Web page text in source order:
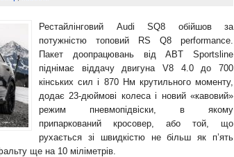
Рестайлінговий Audi SQ8 обійшов за
потужністю топовий RS Q8 performance.
Пакет доопрацювань від ABT Sportsline
піднімає віддачу двигуна V8 4.0 до 700
кінських сил і 870 Нм крутильного моменту,
додає 23-дюймові колеса і новий «кавовий»
режим пневмопідвіски, в якому
припаркований кросовер, або той, що
рухається зі швидкістю не більш як п’ять
ще на 10 міліметрів.